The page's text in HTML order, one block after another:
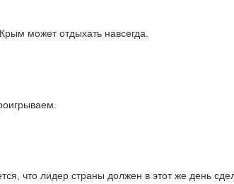
может отдыхать навсегда.
что лидер страны должен в этот же день